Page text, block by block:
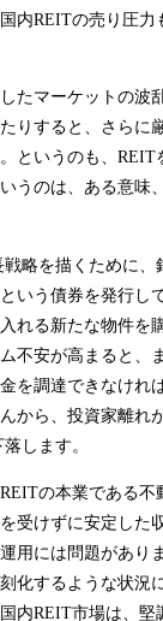
内REITの売り圧力
たマーケットの波
りすると、さらに
というのも、REIT
うのは、ある意味
略を描くために、
いう債券を発行し
れる新たな物件を
不安が高まると、
を調達できなけれ
から、投資家離れ
します。
の本業である不
受けずに安定した
用には問題があり
化するような状況
内REIT市場は、堅